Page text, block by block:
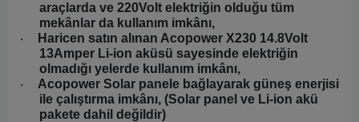
araçlarda ve 220Volt elektriğin olduğu tüm
mekânlar da kullanım imkânı,
·
Haricen satın alınan Acopower X230 14.8Volt
13Amper Li-ion aküsü sayesinde elektriğin
olmadığı yelerde kullanım imkânı,
·
Acopower Solar panele bağlayarak güneş enerjisi
ile çalıştırma imkânı, (Solar panel ve Li-ion akü
pakete dahil değildir)